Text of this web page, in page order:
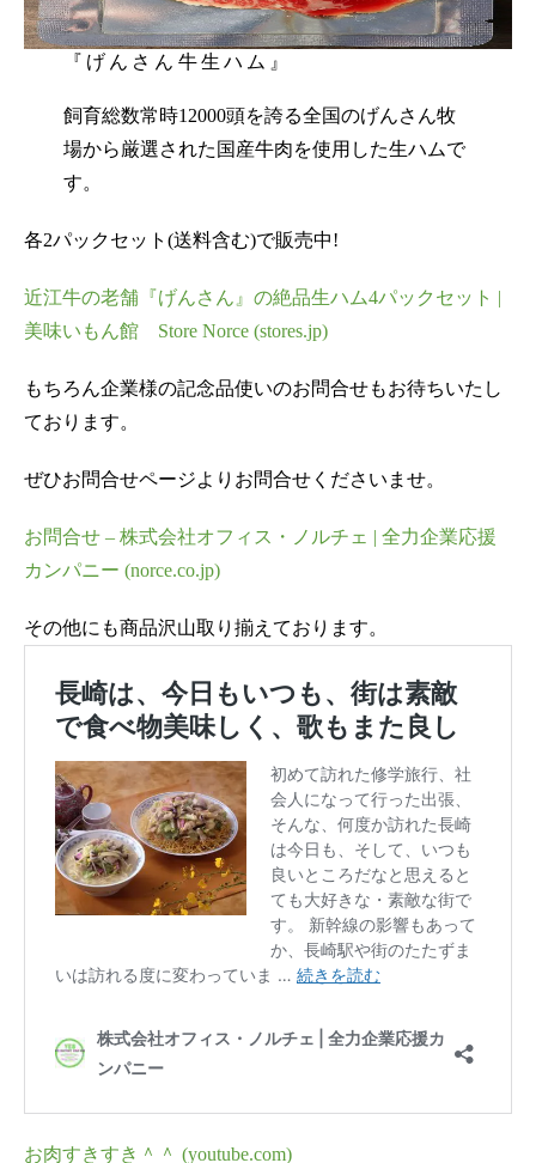
『げんさん牛生ハム』
飼育総数常時12000頭を誇る全国のげんさん牧
場から厳選された国産牛肉を使用した生ハムで
す。
各2パックセット(送料含む)で販売中!
近江牛の老舗『げんさん』の絶品生ハム4パックセット |
美味いもん館 Store Norce (stores.jp)
もちろん企業様の記念品使いのお問合せもお待ちいたし
ております。
ぜひお問合せページよりお問合せくださいませ。
お問合せ – 株式会社オフィス・ノルチェ | 全力企業応援
カンパニー (norce.co.jp)
その他にも商品沢山取り揃えております。
お肉すきすき＾＾ (youtube.com)